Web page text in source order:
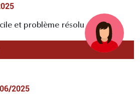
et problème résolu
2025